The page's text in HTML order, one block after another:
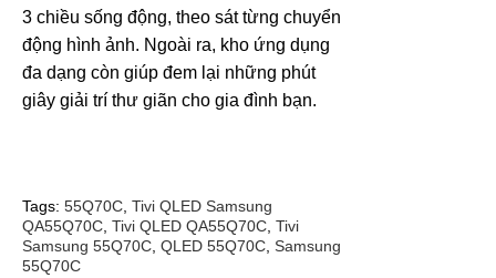
3 chiều sống động, theo sát từng chuyển
động hình ảnh. Ngoài ra, kho ứng dụng
đa dạng còn giúp đem lại những phút
giây giải trí thư giãn cho gia đình bạn.
Tags: 55Q70C Tivi QLED Samsung
QA55Q70C Tivi QLED QA55Q70C Tivi
Samsung 55Q70C QLED 55Q70C Samsung
55Q70C